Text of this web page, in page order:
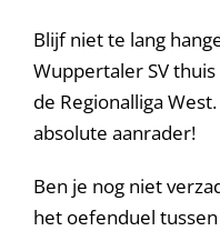
Blijf niet te lang
Wuppertaler SV
de Regionalliga
absolute aanrader!
Ben je nog niet
het oefenduel tussen